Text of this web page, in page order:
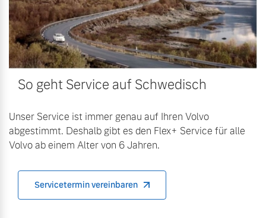
Fahrzeug konfigurieren
Sofort verfügbare Fahrzeuge
Volvo Selekt
Gebrauchtwagen
Mehr erfahren
Volvo Winter- und
Sommer Kompletträder.
Bitte sprechen Sie uns
direkt an.
Frühjahrscheck
Entdecken Sie unsere
Mehr erfahren
So geht Service auf Schwedisch
Unser Service ist immer genau auf Ihren Volvo
abgestimmt. Deshalb gibt es den Flex+ Service für alle
Volvo ab einem Alter von 6 Jahren.
Servicetermin vereinbaren